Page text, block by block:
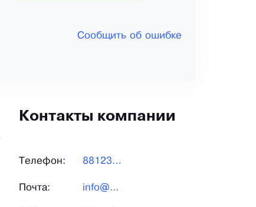
Сообщить об ошибке
Контакты компании
Телефон: 881236...
Почта: info@...